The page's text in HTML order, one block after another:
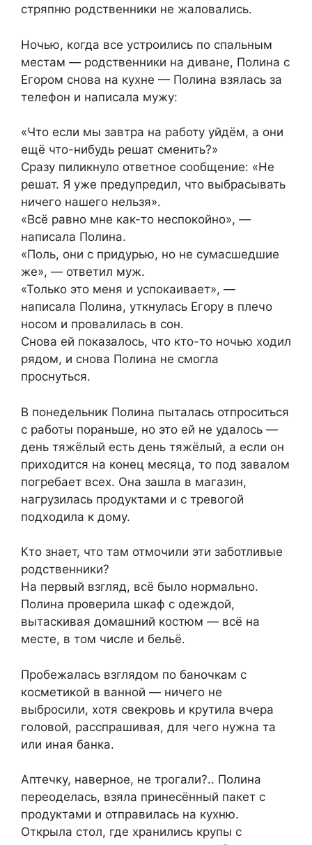
стряпню родственники не жаловались.
Ночью, когда все устроились по спальным
местам — родственники на диване, Полина с
Егором снова на кухне — Полина взялась за
телефон и написала мужу:
«Что если мы завтра на работу уйдём, а они
ещё что-нибудь решат сменить?»
Сразу пиликнуло ответное сообщение: «Не
решат. Я уже предупредил, что выбрасывать
ничего нашего нельзя».
«Всё равно мне как-то неспокойно», —
написала Полина.
«Поль, они с придурью, но не сумасшедшие
же», — ответил муж.
«Только это меня и успокаивает», —
написала Полина, уткнулась Егору в плечо
носом и провалилась в сон.
Снова ей показалось, что кто-то ночью ходил
рядом, и снова Полина не смогла
проснуться.
В понедельник Полина пыталась отпроситься
с работы пораньше, но это ей не удалось —
день тяжёлый есть день тяжёлый, а если он
приходится на конец месяца, то под завалом
погребает всех. Она зашла в магазин,
нагрузилась продуктами и с тревогой
подходила к дому.
Кто знает, что там отмочили эти заботливые
родственники?
На первый взгляд, всё было нормально.
Полина проверила шкаф с одеждой,
вытаскивая домашний костюм — всё на
месте, в том числе и бельё.
Пробежалась взглядом по баночкам с
косметикой в ванной — ничего не
выбросили, хотя свекровь и крутила вчера
головой, расспрашивая, для чего нужна та
или иная банка.
Аптечку, наверное, не трогали?.. Полина
переоделась, взяла принесённый пакет с
продуктами и отправилась на кухню.
Открыла стол, где хранились крупы с